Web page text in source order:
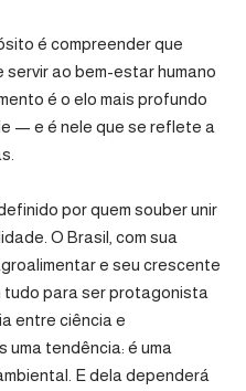
é compreender que
ao bem-estar humano
é o elo mais profundo
— e é nele que se reflete a
por quem souber unir
O Brasil, com sua
e seu crescente
tudo para ser protagonista
entre ciência e
tendência: é uma
E dela dependerá